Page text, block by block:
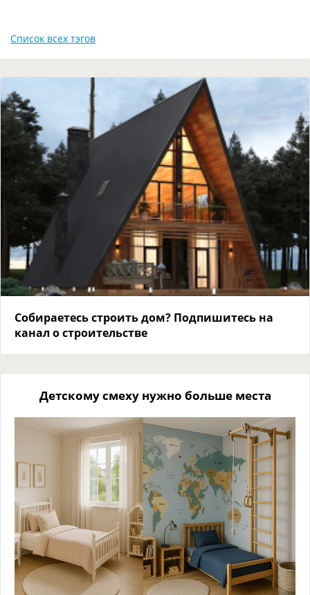
Список всех тэгов
Собираетесь строить дом? Подпишитесь на
канал о строительстве
Детскому смеху нужно больше места